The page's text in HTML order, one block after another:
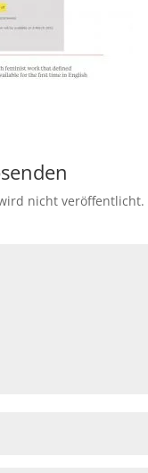
nicht veröffentlicht.